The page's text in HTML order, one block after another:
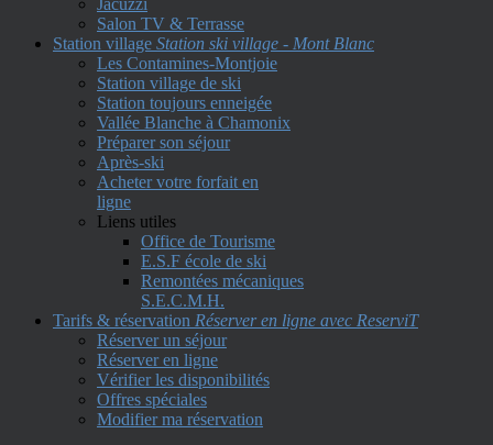
Jacuzzi
Salon TV & Terrasse
Station village Station ski village - Mont Blanc
Les Contamines-Montjoie
Station village de ski
Station toujours enneigée
Vallée Blanche à Chamonix
Préparer son séjour
Après-ski
Acheter votre forfait en
ligne
Liens utiles
Office de Tourisme
E.S.F école de ski
Remontées mécaniques
S.E.C.M.H.
Tarifs & réservation Réserver en ligne avec ReserviT
Réserver un séjour
Réserver en ligne
Vérifier les disponibilités
Offres spéciales
Modifier ma réservation